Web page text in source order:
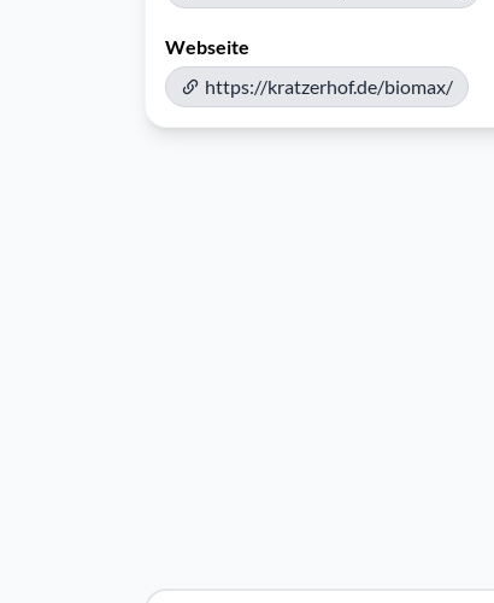
Webseite
https://kratzerhof.de/biomax/